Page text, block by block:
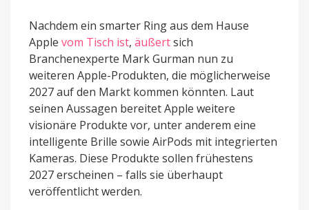
Nachdem ein smarter Ring aus dem Hause
Apple vom Tisch ist, äußertsich
Branchenexperte Mark Gurman nun zu
weiteren Apple-Produkten, die möglicherweise
2027 auf den Markt kommen könnten. Laut
seinen Aussagen bereitet Apple weitere
visionäre Produkte vor, unter anderem eine
intelligente Brille sowie AirPods mit integrierten
Kameras. Diese Produkte sollen frühestens
2027 erscheinen – falls sie überhaupt
veröffentlicht werden.